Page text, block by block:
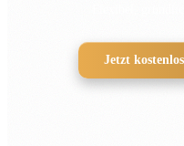
Jetzt